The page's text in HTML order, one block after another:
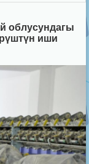
облусундагы
иши